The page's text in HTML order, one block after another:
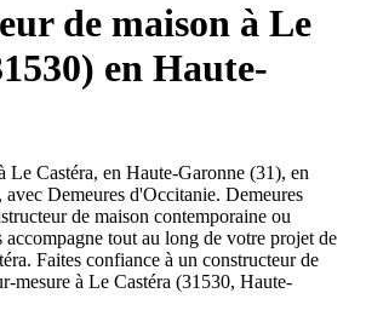
de maison à Le
en Haute-
Le Castéra, en Haute-Garonne (31), en
Demeures d'Occitanie. Demeures
de maison contemporaine ou
tout au long de votre projet de
Faites confiance à un constructeur de
mesure à Le Castéra (31530, Haute-